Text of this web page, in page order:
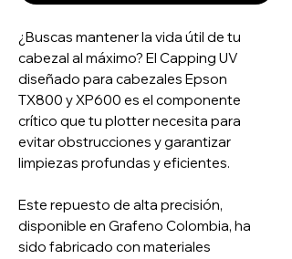
¿Buscas mantener la vida útil de tu
cabezal al máximo? El Capping UV
diseñado para cabezales Epson
TX800 y XP600 es el componente
crítico que tu plotter necesita para
evitar obstrucciones y garantizar
limpiezas profundas y eficientes.
Este repuesto de alta precisión,
disponible en Grafeno Colombia, ha
sido fabricado con materiales